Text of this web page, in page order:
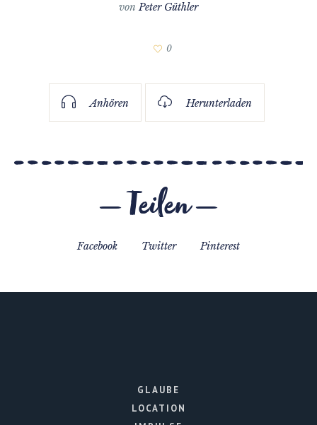
vonPeter Güthler
0
Anhören Herunterladen
Teilen
Facebook Twitter Pinterest
GLAUBE
LOCATION